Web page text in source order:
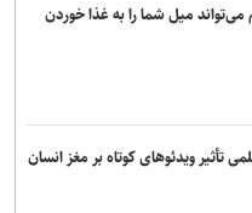
میل شما را به غذا خوردن
تأثیر ویدئو‌های کوتاه بر مغز انسان